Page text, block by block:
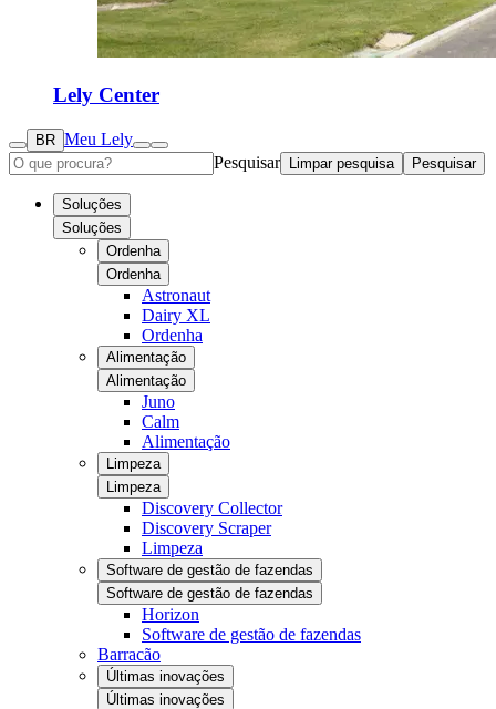
Lely Center
BR Meu Lely
Pesquisar
Limpar pesquisa Pesquisar
Soluções
Soluções
Ordenha
Ordenha
Astronaut
Dairy XL
Ordenha
Alimentação
Alimentação
Juno
Calm
Alimentação
Limpeza
Limpeza
Discovery Collector
Discovery Scraper
Limpeza
Software de gestão de fazendas
Software de gestão de fazendas
Horizon
Software de gestão de fazendas
Barracão
Últimas inovações
Últimas inovações